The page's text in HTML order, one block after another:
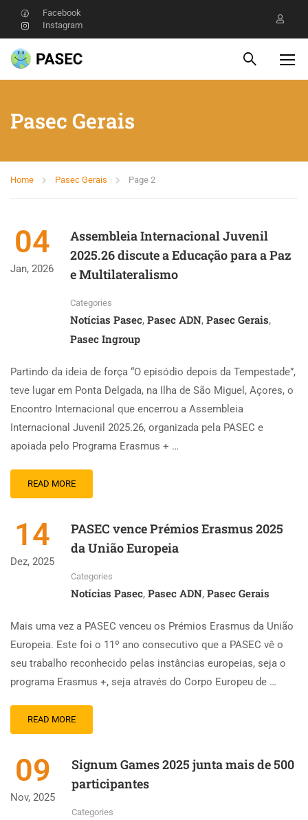
Facebook
Instagram
Pasec Gerais
Home Pasec Gerais Page 2
04
Jan, 2026
Assembleia Internacional Juvenil
2025.26 discute a Educação para a Paz
e Multilateralismo
Categories
Notícias Pasec, Pasec ADN, Pasec Gerais,
Pasec Ingroup
Partindo da ideia de força “O episódio depois da Tempestade”,
teve lugar em Ponta Delgada, na Ilha de São Miguel, Açores, o
Encontro Internacional que encerrou a Assembleia
Internacional Juvenil 2025.26, organizada pela PASEC e
apoiada pelo Programa Erasmus + …
READ MORE
14
Dez, 2025
PASEC vence Prémios Erasmus 2025
da União Europeia
Categories
Notícias Pasec, Pasec ADN, Pasec Gerais
Mais uma vez a PASEC venceu os Prémios Erasmus da União
Europeia. Este foi o 11º ano consecutivo que a PASEC vê o
seu trabalho reconhecido pelas instâncias europeias, seja o
programa Erasmus +, seja através do Corpo Europeu de …
READ MORE
09
Nov, 2025
Signum Games 2025 junta mais de 500
participantes
Categories